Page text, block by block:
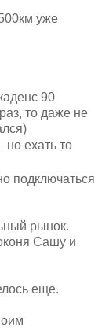
уже
90
то даже не
но ехать то
подключаться
рынок.
Сашу и
еще.